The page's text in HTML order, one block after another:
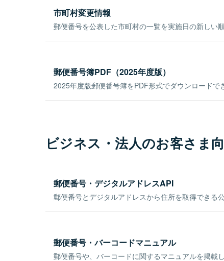
市町村変更情報
郵便番号を公表した市町村の一覧を実施日の新しい
郵便番号簿PDF（2025年度版）
2025年度版郵便番号簿をPDF形式でダウンロードで
ビジネス・法人のお客さま
郵便番号・デジタルアドレスAPI
郵便番号とデジタルアドレスから住所を取得できる公
郵便番号・バーコードマニュアル
郵便番号や、バーコードに関するマニュアルを掲載し